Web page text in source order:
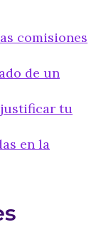
comisiones
de un
tu
en la